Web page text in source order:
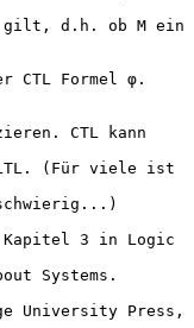
gilt, d.h. ob M ein
CTL Formel φ.
CTL kann
LTL. (Für viele ist
schwierig...)
Kapitel 3 in Logic
Systems.
University Press,